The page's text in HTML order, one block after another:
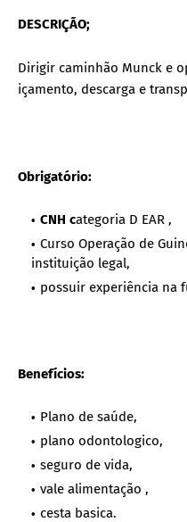
DESCRIÇÃO;
Dirigir caminhão Munck e
içamento, descarga e
Obrigatório:
CNH categoria D EAR ,
Curso Operação de
instituição legal,
possuir experiência na
Benefícios:
Plano de saúde,
plano odontologico,
seguro de vida,
vale alimentação ,
cesta basica.